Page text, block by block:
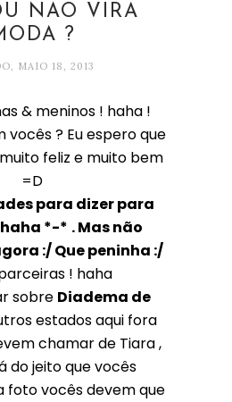
NÃO VIRA
?
MAIO 18, 2013
& meninos ! haha !
vocês ? Eu espero que
feliz e muito bem
=D
para dizer para
*-* . Mas não
:/ Que peninha :/
! haha
sobre Diadema de
estados aqui fora
chamar de Tiara ,
do jeito que vocês
foto vocês devem que